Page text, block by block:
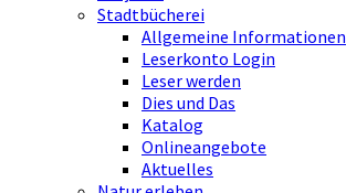
Stadtbücherei
Allgemeine Informationen
Leserkonto Login
Leser werden
Dies und Das
Katalog
Onlineangebote
Aktuelles